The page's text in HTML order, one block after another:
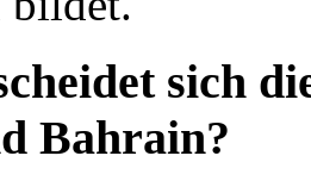
sich
Bahrain?